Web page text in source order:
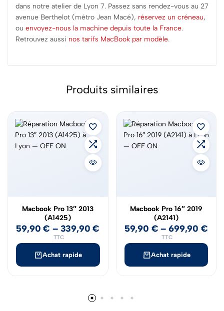
dans notre atelier de Lyon 7. Passez sans rendez-vous au 27
avenue Berthelot (métro Jean Macé), réservez un créneau,
ou envoyez-nous la machine depuis toute la France.
Retrouvez aussi nos tarifs MacBook par modèle.
Produits similaires
Achat rapide
Macbook Pro 13″ 2013
(A1425)
59,90€ – 339,90€
TTC
Achat rapide
Macbook Pro 16″ 2019
(A2141)
59,90 € –699,90 €
TTC